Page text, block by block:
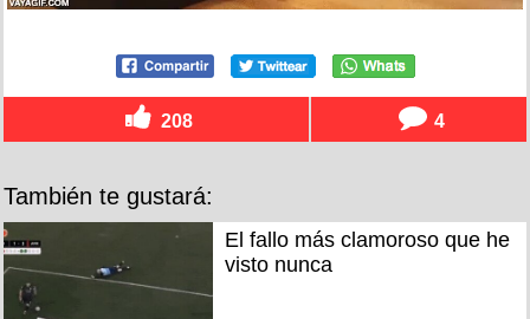
208 4
También te gustará:
El fallo más clamoroso que he
visto nunca